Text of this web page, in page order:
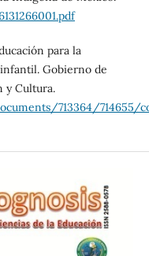
para la
Gobierno de
y Cultura.
713364/